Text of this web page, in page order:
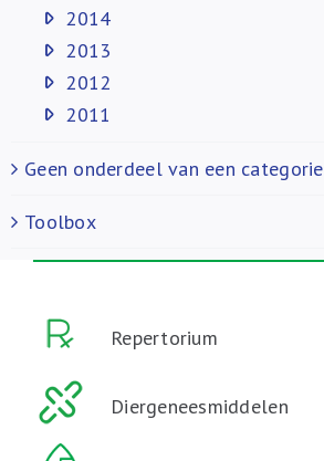
2014
2013
2012
2011
Geen onderdeel van een categorie
Toolbox
Repertorium
Diergeneesmiddelen